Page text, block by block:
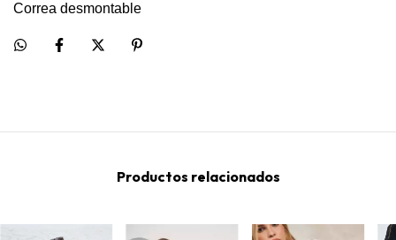
Correa desmontable
Productos relacionados